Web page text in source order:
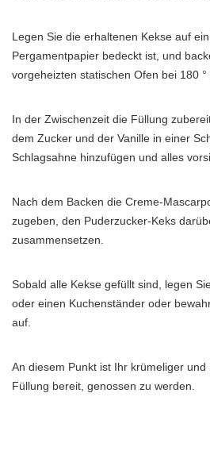
Legen Sie die erhaltenen Kekse auf
Pergamentpapier bedeckt ist, und
vorgeheizten statischen Ofen bei 180
In der Zwischenzeit die Füllung
dem Zucker und der Vanille in einer
Schlagsahne hinzufügen und alles
Nach dem Backen die Creme-
zugeben, den Puderzucker-Keks
zusammensetzen.
Sobald alle Kekse gefüllt sind, legen
oder einen Kuchenständer oder
auf.
An diesem Punkt ist Ihr krümeliger
Füllung bereit, genossen zu werden.